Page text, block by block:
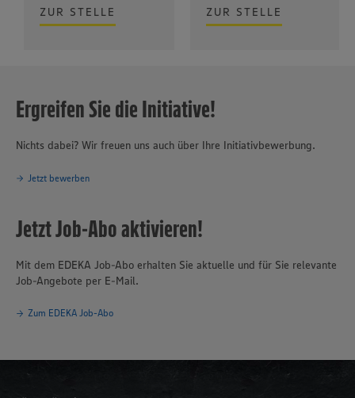
ZUR STELLE ZUR STELLE
Ergreifen Sie die Initiative!
Nichts dabei? Wir freuen uns auch über Ihre Initiativbewerbung.
Jetzt bewerben
Jetzt Job-Abo aktivieren!
Mit dem EDEKA Job-Abo erhalten Sie aktuelle und für Sie relevante
Job-Angebote per E-Mail.
Zum EDEKA Job-Abo